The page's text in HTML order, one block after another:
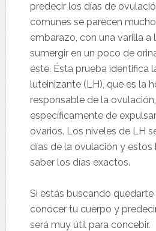
predecir los días de
comunes se parecen
embarazo, con una varilla a
sumergir en un poco de
éste. Ésta prueba identifica
luteinizante (LH), que es la
responsable de la
específicamente de
ovarios. Los niveles de LH
días de la ovulación y estos
saber los días exactos.
Si estás buscando
conocer tu cuerpo y
será muy útil para concebir.